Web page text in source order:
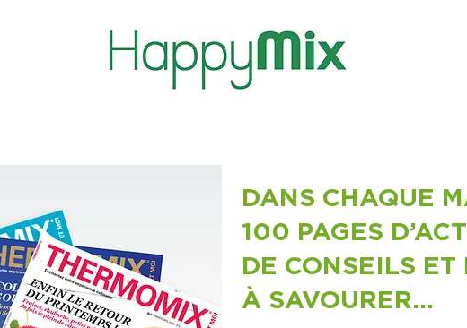
DANS CHAQUE
100 PAGES
DE CONSEILS ET
À SAVOURER...